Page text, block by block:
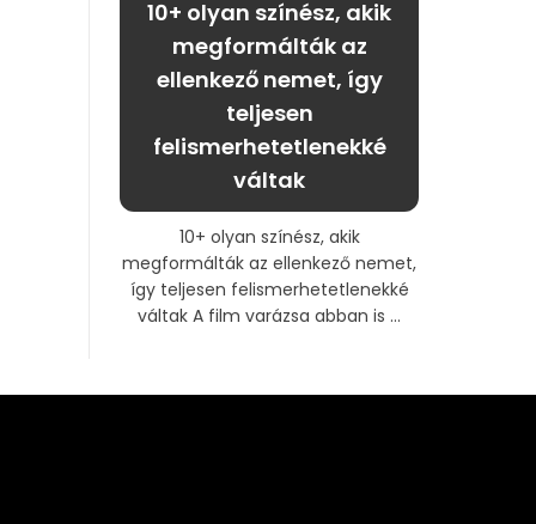
10+ olyan színész, akik
megformálták az
ellenkező nemet, így
teljesen
felismerhetetlenekké
váltak
10+ olyan színész, akik
megformálták az ellenkező nemet,
így teljesen felismerhetetlenekké
váltak A film varázsa abban is ...